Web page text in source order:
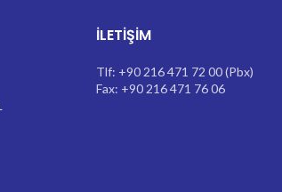
İLETIŞIM
Tlf: +90 216 471 72 00 (Pbx)
Fax: +90 216 471 76 06